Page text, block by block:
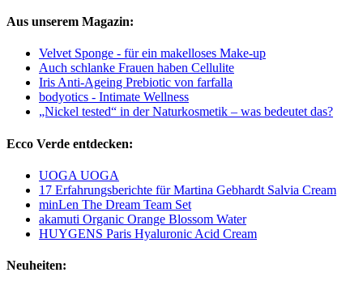
Aus unserem Magazin:
Velvet Sponge - für ein makelloses Make-up
Auch schlanke Frauen haben Cellulite
Iris Anti-Ageing Prebiotic von farfalla
bodyotics - Intimate Wellness
„Nickel tested“ in der Naturkosmetik – was bedeutet das?
Ecco Verde entdecken:
UOGA UOGA
17 Erfahrungsberichte für Martina Gebhardt Salvia Cream
minLen The Dream Team Set
akamuti Organic Orange Blossom Water
HUYGENS Paris Hyaluronic Acid Cream
Neuheiten: